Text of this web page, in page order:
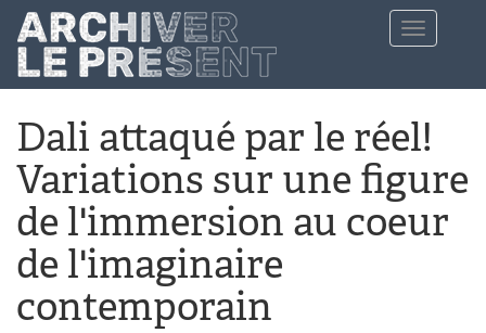
Aller au contenu principal
Toggle
navigation
Dali attaqué par le réel!
Variations sur une figure
de l'immersion au coeur
de l'imaginaire
contemporain